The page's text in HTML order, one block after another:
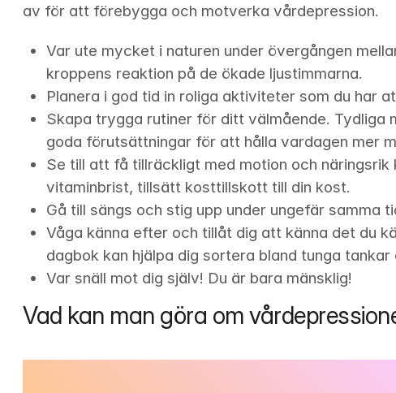
av för att förebygga och motverka vårdepression.
Var ute mycket i naturen under övergången
kroppens reaktion på de ökade ljustimmarna.
Planera i god tid in roliga aktiviteter som du har
Skapa trygga rutiner för ditt välmående. Tydliga
goda förutsättningar för att hålla vardagen mer
Se till att få tillräckligt med motion och
vitaminbrist, tillsätt kosttillskott till din kost.
Gå till sängs och stig upp under ungefär samma
Våga känna efter och tillåt dig att känna det du
dagbok kan hjälpa dig sortera bland tunga tankar
Var snäll mot dig själv! Du är bara mänsklig!
Vad kan man göra om